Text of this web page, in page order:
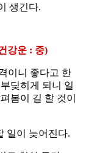
생긴다.
강운 : 중)
이니 좋다고 한
딪히게 되니 일
봄이 길 할 것이
일이 늦어진다.